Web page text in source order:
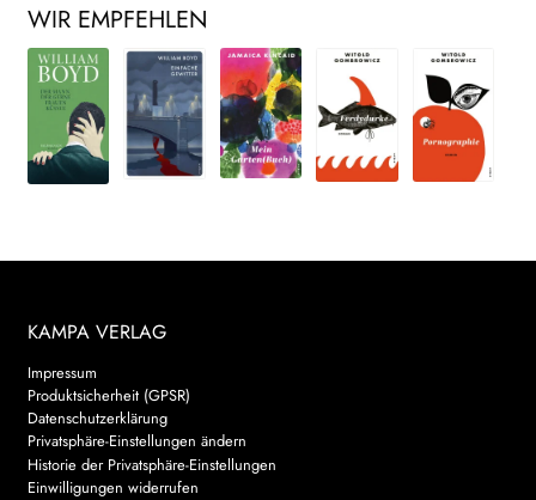
WIR EMPFEHLEN
KAMPA VERLAG
Impressum
Produktsicherheit (GPSR)
Datenschutzerklärung
Privatsphäre-Einstellungen ändern
Historie der Privatsphäre-Einstellungen
Einwilligungen widerrufen